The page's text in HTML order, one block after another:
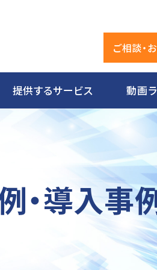
ご相談・
提供するサービス 動画
・導入事